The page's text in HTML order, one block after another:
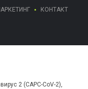
КОНТАКТ
2 (САРС-CoV-2),